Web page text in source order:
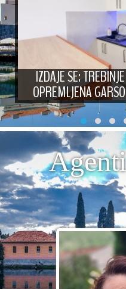
IZDAJE SE:
OPREMLJENA